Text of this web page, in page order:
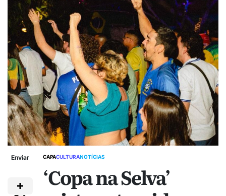
Enviar CAPACULTURANOTÍCIAS
‘Copa na Selva’